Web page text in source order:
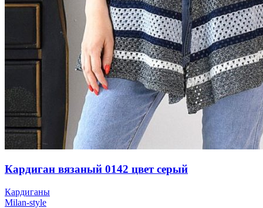
Кардиган вязаный 0142 цвет серый
Кардиганы
Milan-style